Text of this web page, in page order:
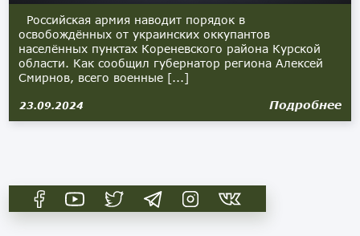
Российская армия наводит порядок в
освобождённых от украинских оккупантов
населённых пунктах Кореневского района Курской
области. Как сообщил губернатор региона Алексей
Смирнов, всего военные [...]
23.09.2024 Подробнее